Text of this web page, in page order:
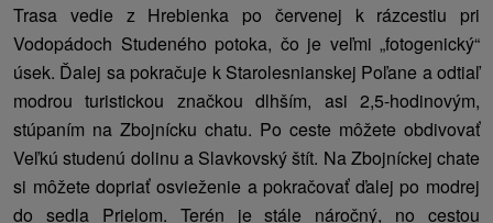
Trasa vedie z Hrebienka po červenej k rázcestiu pri
Vodopádoch Studeného potoka, čo je veľmi „fotogenický“
úsek. Ďalej sa pokračuje k Starolesnianskej Poľane a odtiaľ
modrou turistickou značkou dlhším, asi 2,5-hodinovým,
stúpaním na Zbojnícku chatu. Po ceste môžete obdivovať
Veľkú studenú dolinu a Slavkovský štít. Na Zbojníckej chate
si môžete dopriať osvieženie a pokračovať ďalej po modrej
do sedla Prielom. Terén je stále náročný, no cestou